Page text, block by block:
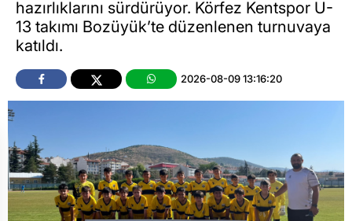
hazırlıklarını sürdürüyor. Körfez Kentspor U-
13 takımı Bozüyük’te düzenlenen turnuvaya
katıldı.
2026-08-09 13:16:20